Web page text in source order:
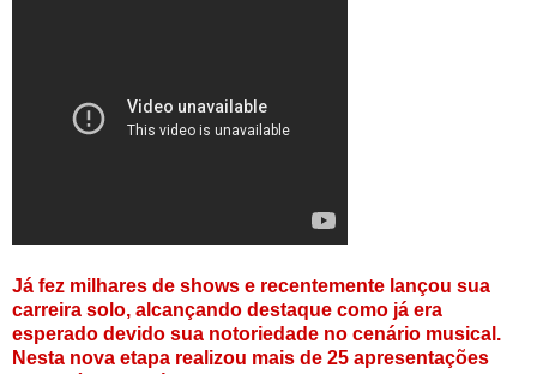
Já fez milhares de shows e recentemente lançou sua
carreira solo, alcançando destaque como já era
esperado devido sua notoriedade no cenário musical.
Nesta nova etapa realizou mais de 25 apresentações